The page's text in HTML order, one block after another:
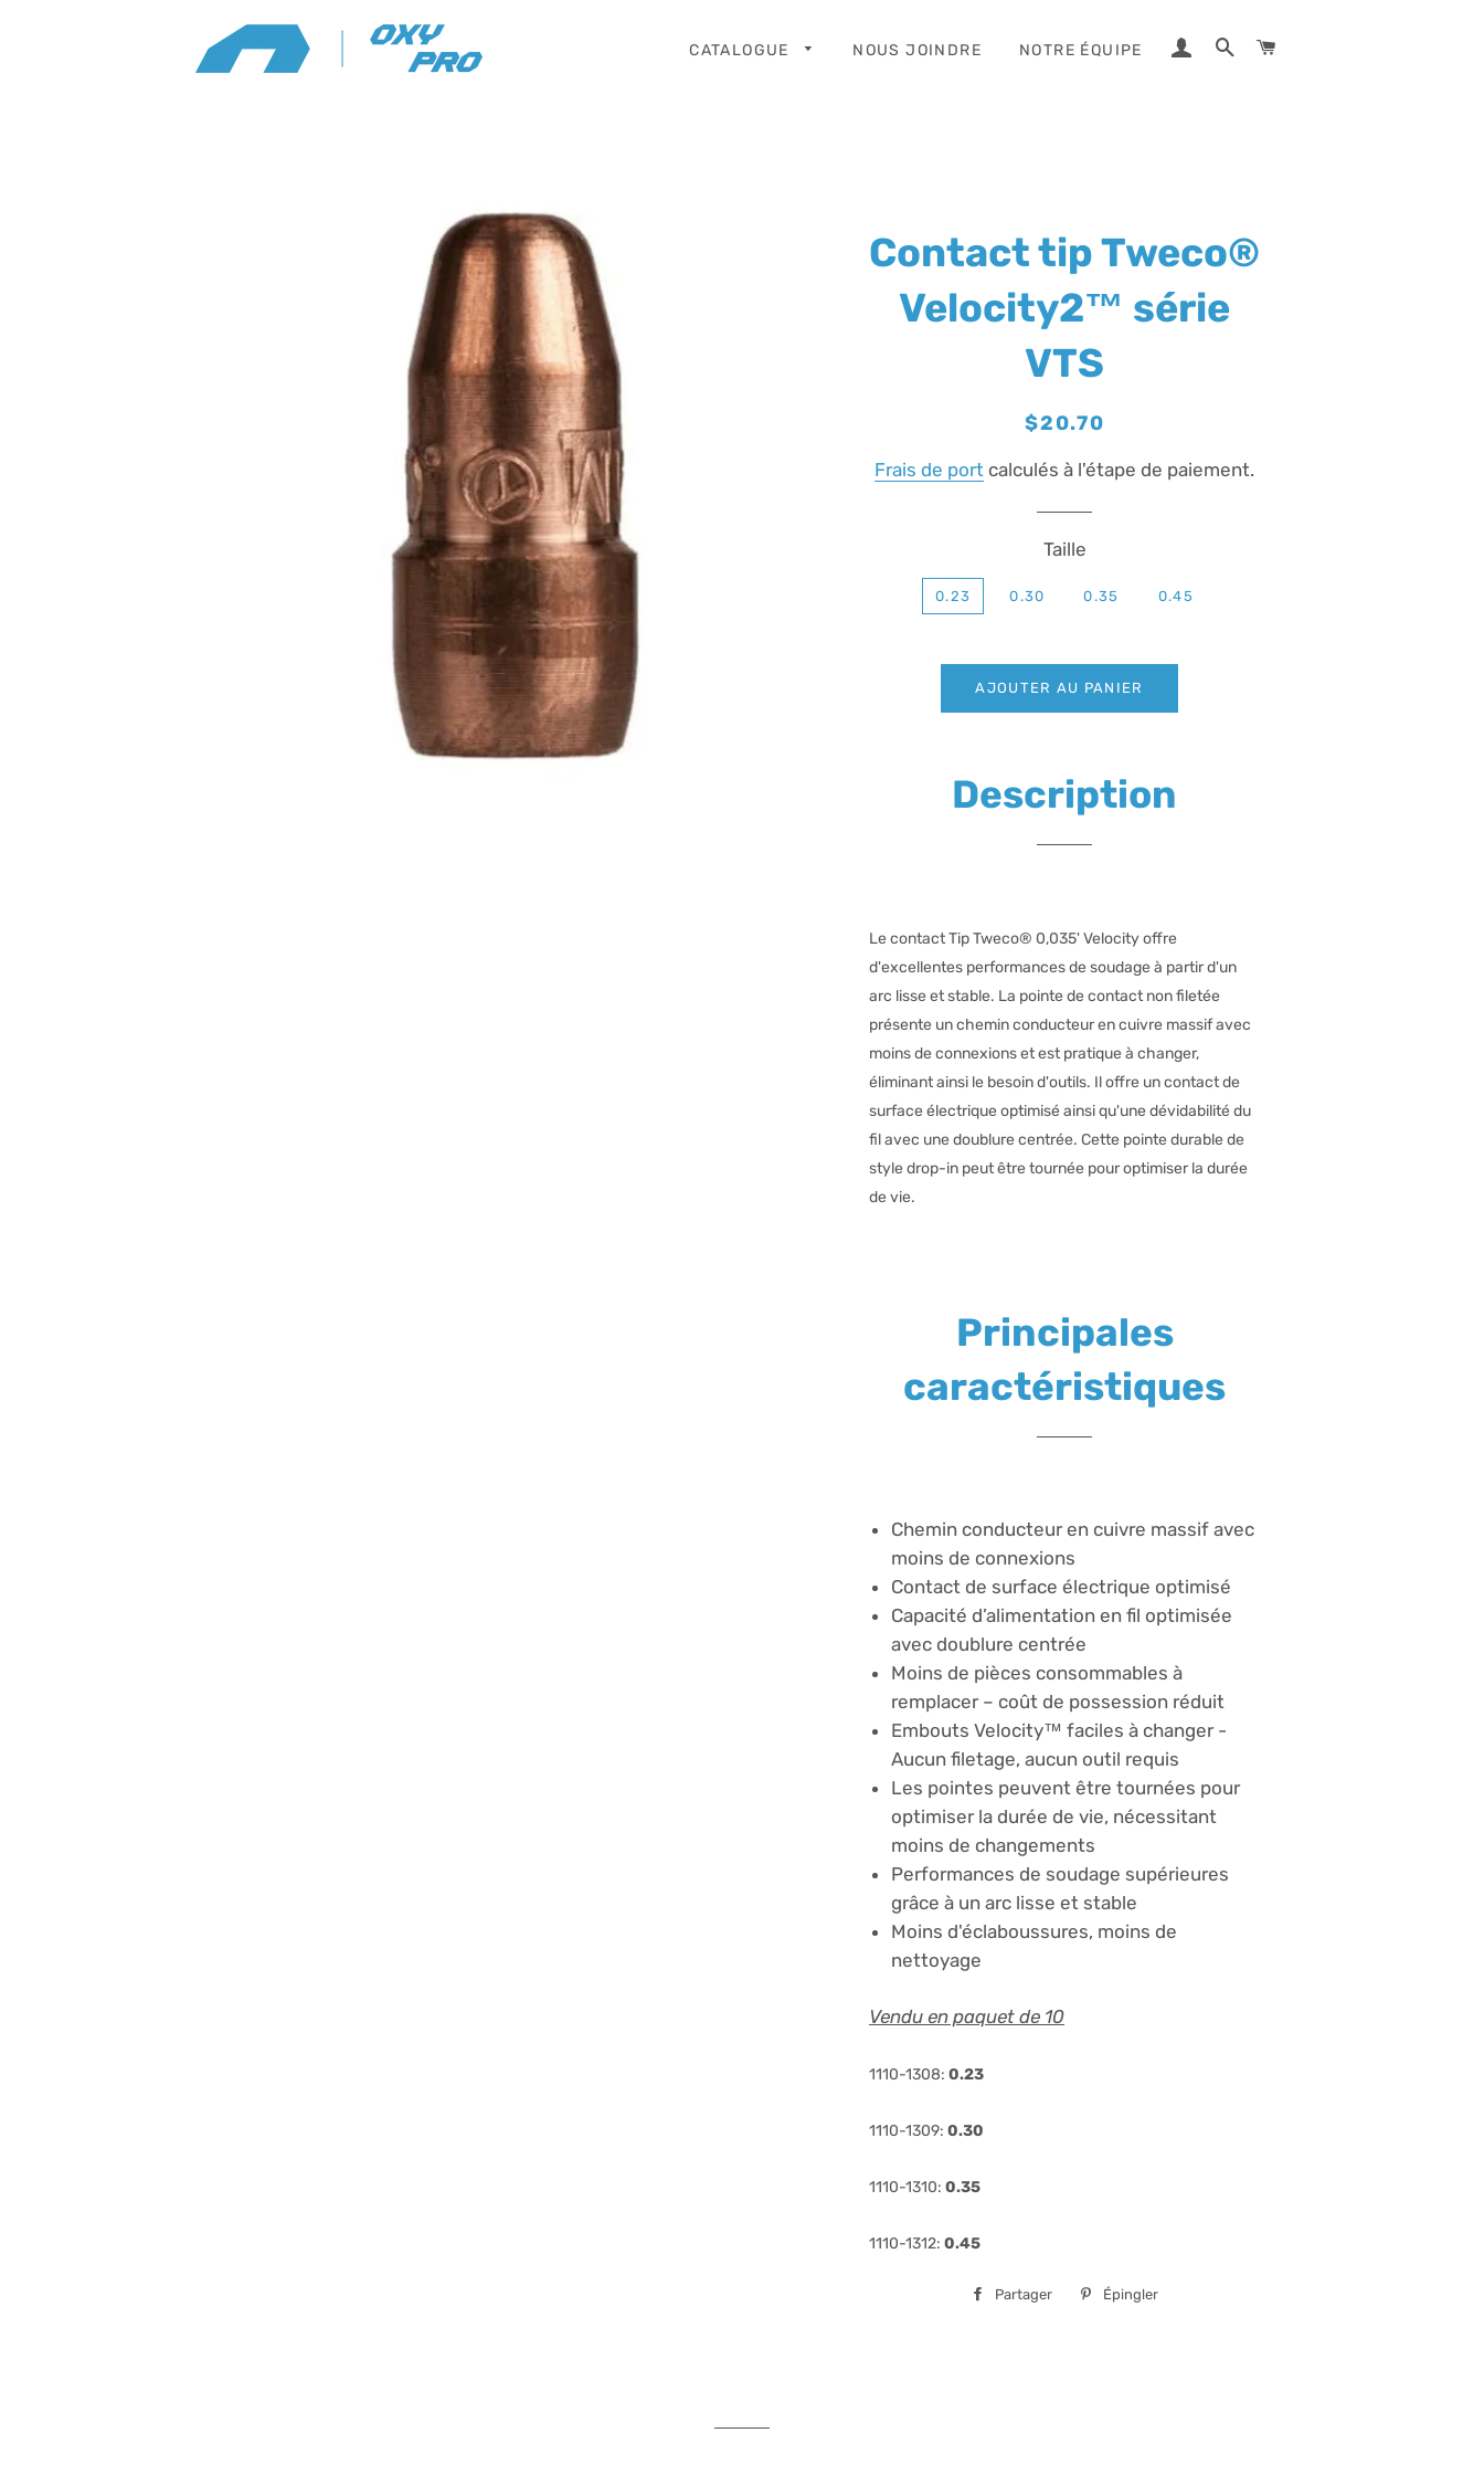
CATALOGUE NOUS JOINDRE NOTRE ÉQUIPE SE CONNECTER
RECHERCHER
Contact tip Tweco®
Velocity2™ série
VTS
Prix
Prix
$20.70
Frais de port calculés à l'étape de paiement.
Taille
0.23 0.30 0.35 0.45
AJOUTER AU PANIER
Description
Le contact Tip Tweco® 0,035' Velocity offre
d'excellentes performances de soudage à partir d'un
arc lisse et stable. La pointe de contact non filetée
présente un chemin conducteur en cuivre massif avec
moins de connexions et est pratique à changer,
éliminant ainsi le besoin d'outils. Il offre un contact de
surface électrique optimisé ainsi qu'une dévidabilité du
fil avec une doublure centrée. Cette pointe durable de
style drop-in peut être tournée pour optimiser la durée
de vie.
Principales
caractéristiques
Chemin conducteur en cuivre massif avec
moins de connexions
Contact de surface électrique optimisé
Capacité d’alimentation en fil optimisée
avec doublure centrée
Moins de pièces consommables à
remplacer – coût de possession réduit
Embouts Velocity™ faciles à changer -
Aucun filetage, aucun outil requis
Les pointes peuvent être tournées pour
optimiser la durée de vie, nécessitant
moins de changements
Performances de soudage supérieures
grâce à un arc lisse et stable
Moins d'éclaboussures, moins de
nettoyage
Vendu en paquet de 10
1110-1308: 0.23
1110-1309: 0.30
1110-1310: 0.35
1110-1312: 0.45
Partager
PartagerÉpingler